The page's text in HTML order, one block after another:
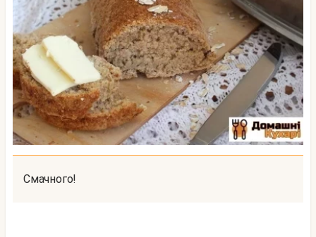
Смачного!